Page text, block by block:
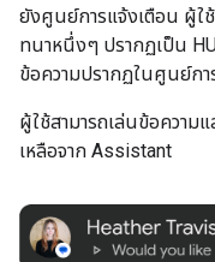
ยังศูนย์การแจ้งเตือน ผู้ใ
ทนาหนึ่งๆ ปรากฏเป็น
ข้อความปรากฏในศูนย์กา
ผู้ใช้สามารถเล่นข้อความ
เหลือจาก Assistant